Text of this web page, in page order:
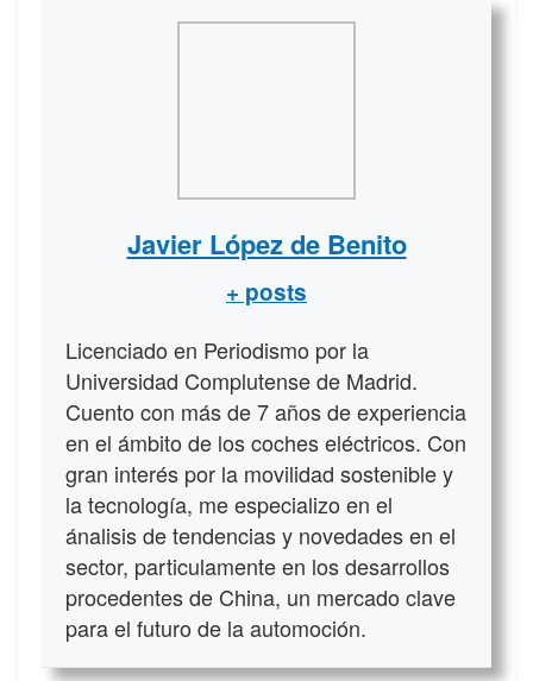
Javier López de Benito
+ posts
Licenciado en Periodismo por la
Universidad Complutense de Madrid.
Cuento con más de 7 años de experiencia
en el ámbito de los coches eléctricos. Con
gran interés por la movilidad sostenible y
la tecnología, me especializo en el
ánalisis de tendencias y novedades en el
sector, particulamente en los desarrollos
procedentes de China, un mercado clave
para el futuro de la automoción.